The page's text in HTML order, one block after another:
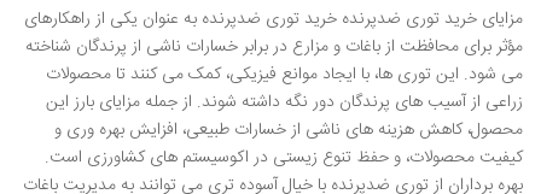
مزایای خرید توری ضدپرنده خرید توری ضدپرنده به عنوان یکی از راهکارهای
مؤثر برای محافظت از باغات و مزارع در برابر خسارات ناشی از پرندگان شناخته
می شود. این توری ها، با ایجاد موانع فیزیکی، کمک می کنند تا محصولات
زراعی از آسیب های پرندگان دور نگه داشته شوند. از جمله مزایای بارز این
محصول، کاهش هزینه های ناشی از خسارات طبیعی، افزایش بهره وری و
کیفیت محصولات، و حفظ تنوع زیستی در اکوسیستم های کشاورزی است.
بهره برداران از توری ضدپرنده با خیال آسوده تری می توانند به مدیریت باغات